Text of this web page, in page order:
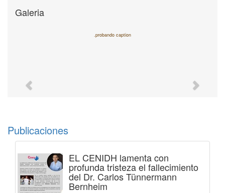
Galeria
.probando caption
Previous Next
Publicaciones
EL CENIDH lamenta con
profunda tristeza el fallecimiento
del Dr. Carlos Tünnermann
Bernheim